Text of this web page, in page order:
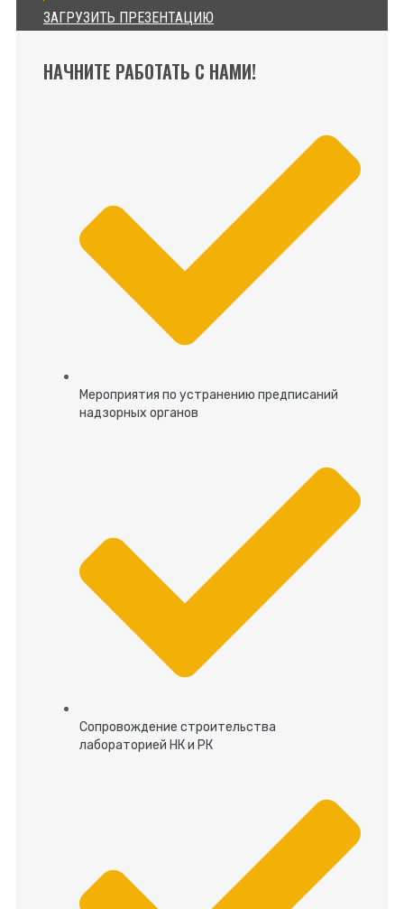
ЗАГРУЗИТЬ ПРЕЗЕНТАЦИЮ
НАЧНИТЕ РАБОТАТЬ С НАМИ!
Мероприятия по устранению предписаний
надзорных органов
Сопровождение строительства
лабораторией НК и РК